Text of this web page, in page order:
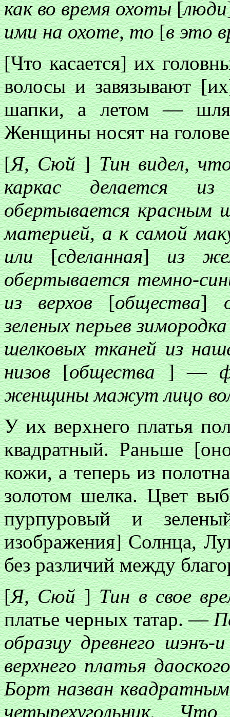
как во время охоты[люди
ими на охоте, то[в это
[Что касается] их
волосы и завязывают
шапки, а летом —
Женщины носят на
[Я, Сюй]Тин видел,
каркас делается
обертывается красным
материей, а к самой
или[сделанная]из
обертывается темно-
из верхов[общества]
зеленых перьев
шелковых тканей из
низов[общества] —
женщины мажут лицо
У их верхнего платья
квадратный. Раньше
кожи, а теперь из
золотом шелка. Цвет
пурпуровый и
изображения] Солнца,
без различий между
[Я, Сюй]Тин в свое
платье черных татар. —
образцу древнего шэнъ-
верхнего платья
Борт назван
четырехугольник.